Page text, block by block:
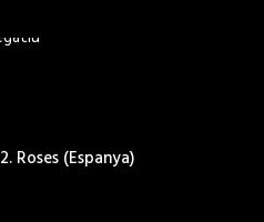
Roses (Espanya)